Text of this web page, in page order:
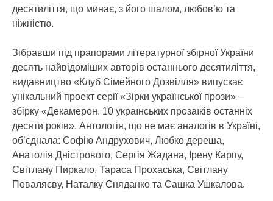
десятиліття, що минає, з його шалом, любов’ю та
ніжністю.
Зібравши під прапорами літературної збірної України
десять найвідоміших авторів останнього десятиліття,
видавництво «Клуб Сімейного Дозвілля» випускає
унікальний проект серії «Зірки української прози» –
збірку «Декамерон. 10 українських прозаїків останніх
десяти років». Антологія, що не має аналогів в Україні,
об’єднала: Софію Андрухович, Любко дереша,
Анатолія Дністрового, Сергія Жадана, Ірену Карпу,
Світлану Пиркало, Тараса Прохаська, Світлану
Поваляєву, Наталку Сняданко та Сашка Ушкалова.